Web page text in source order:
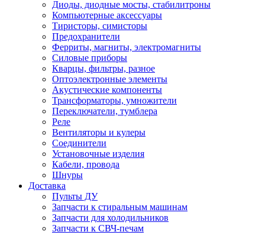
Диоды, диодные мосты, стабилитроны
Компьютерные аксессуары
Тиристоры, симисторы
Предохранители
Ферриты, магниты, электромагниты
Силовые приборы
Кварцы, фильтры, разное
Оптоэлектронные элементы
Акустические компоненты
Трансформаторы, умножители
Переключатели, тумблера
Реле
Вентиляторы и кулеры
Соединители
Установочные изделия
Кабели, провода
Шнуры
Доставка
Пульты ДУ
Запчасти к стиральным машинам
Запчасти для холодильников
Запчасти к СВЧ-печам